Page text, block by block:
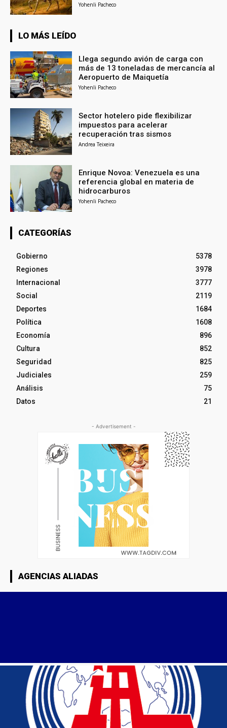
Yohenli Pacheco
LO MÁS LEÍDO
Llega segundo avión de carga con
más de 13 toneladas de mercancía al
Aeropuerto de Maiquetía
Yohenli Pacheco
Sector hotelero pide flexibilizar
impuestos para acelerar
recuperación tras sismos
Andrea Teixeira
Enrique Novoa: Venezuela es una
referencia global en materia de
hidrocarburos
Yohenli Pacheco
CATEGORÍAS
Gobierno
5378
Regiones
3978
Internacional
3777
Social
2119
Deportes
1684
Política
1608
Economía
896
Cultura
852
Seguridad
825
Judiciales
259
Análisis
75
Datos
21
- Advertisement -
AGENCIAS ALIADAS